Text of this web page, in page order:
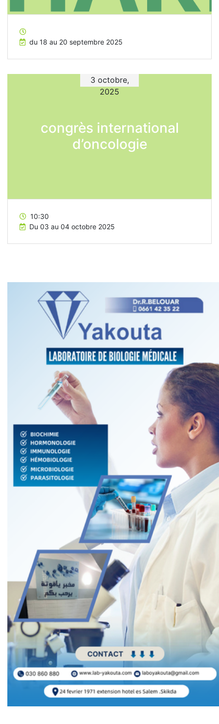
du 18 au 20 septembre 2025
3 octobre,
2025
congrès international
d’oncologie
10:30
Du 03 au 04 octobre 2025